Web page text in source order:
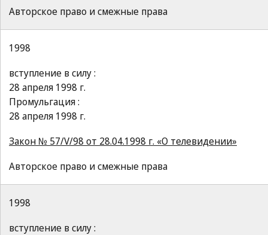
Авторское право и смежные права
1998
вступление в силу :
28 апреля 1998 г.
Промульгация :
28 апреля 1998 г.
Закон № 57/V/98 от 28.04.1998 г. «О телевидении»
Авторское право и смежные права
1998
вступление в силу :